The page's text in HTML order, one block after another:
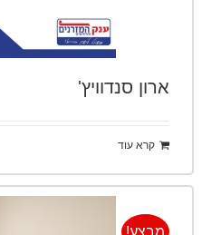
ארון סנדוויץ'
קרא עוד
מבצע!